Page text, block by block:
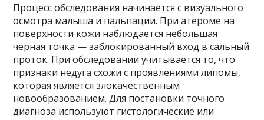
Процесс обследования начинается с визуального
осмотра малыша и пальпации. При атероме на
поверхности кожи наблюдается небольшая
черная точка — заблокированный вход в сальный
проток. При обследовании учитывается то, что
признаки недуга схожи с проявлениями липомы,
которая является злокачественным
новообразованием. Для постановки точного
диагноза используют гистологические или